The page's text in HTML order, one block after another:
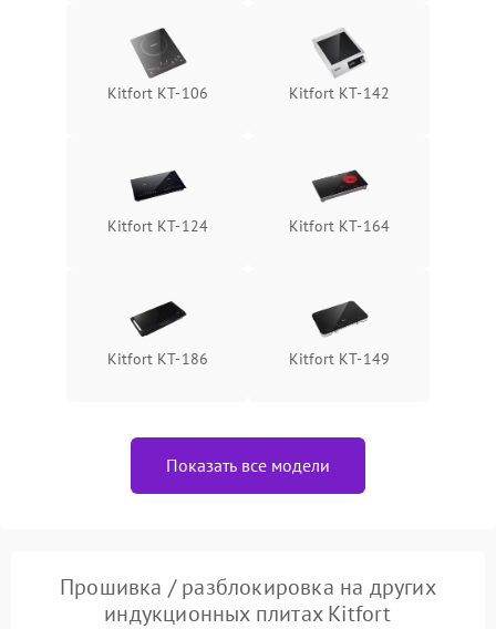
Kitfort КТ-106 Kitfort КТ-142
Kitfort КТ-124 Kitfort КТ-164
Kitfort КТ-186 Kitfort КТ-149
Показать все модели
Прошивка / разблокировка на других
индукционных плитах Kitfort